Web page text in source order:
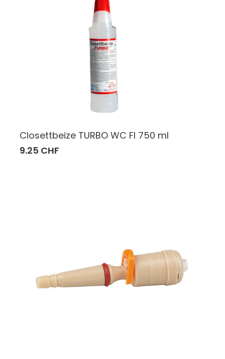
Closettbeize TURBO WC Fl 750 ml
9.25 CHF